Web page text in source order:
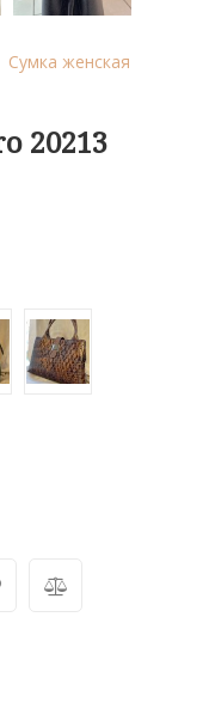
Сумка женская
20213